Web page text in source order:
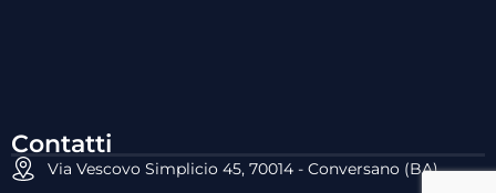
Contatti
Via Vescovo Simplicio 45, 70014 - Conversano (BA)